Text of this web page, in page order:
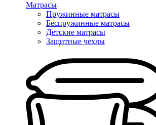
Матрасы
Пружинные матрасы
Беспружинные матрасы
Детские матрасы
Защитные чехлы